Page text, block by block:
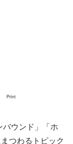
ウンド」「ホ
つわるトピック